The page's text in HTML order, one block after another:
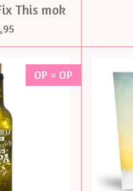
This mok
OP = OP